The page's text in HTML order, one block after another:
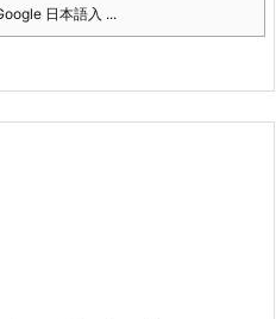
日本語入 ...